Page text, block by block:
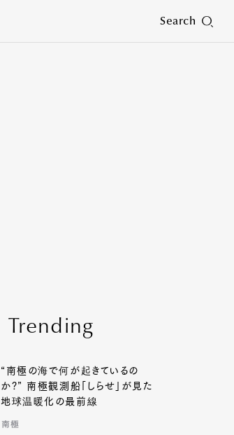
Search
Trending
“南極の海で何が起きているの
か?” 南極観測船「しらせ」が見た
地球温暖化の最前線
南極